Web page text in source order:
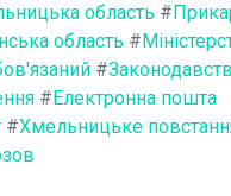
область #
область #
#
# Електронна пошта
#Хмельницьке